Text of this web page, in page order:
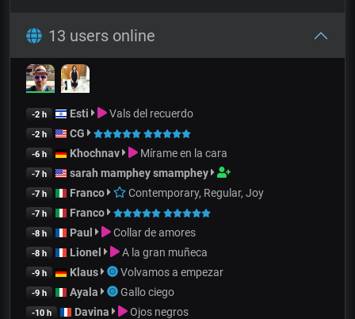
13 users online
-2 h Esti Vals del recuerdo
-2 h CG
-6 h Khochnav Mírame en la cara
-7 h sarah mamphey smamphey
-7 h Franco Contemporary, Regular, Joy
-7 h Franco
-8 h Paul Collar de amores
-8 h Lionel A la gran muñeca
-9 h Klaus Volvamos a empezar
-9 h Ayala Gallo ciego
-10 h Davina Ojos negros